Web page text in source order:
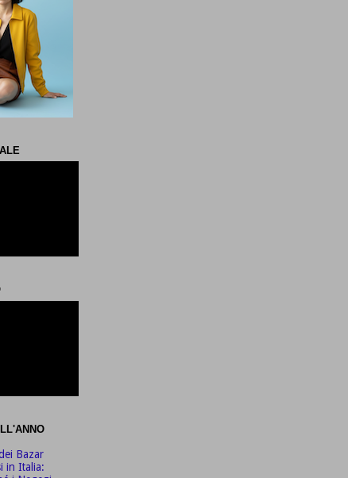
Bazar
in Italia: